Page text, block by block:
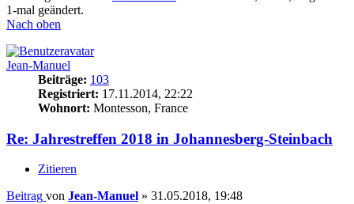
1-mal geändert.
Nach oben
Jean-Manuel
Beiträge: 103
Registriert: 17.11.2014, 22:22
Wohnort: Montesson, France
Re: Jahrestreffen 2018 in Johannesberg-Steinbach
Zitieren
Beitrag von Jean-Manuel » 31.05.2018, 19:48